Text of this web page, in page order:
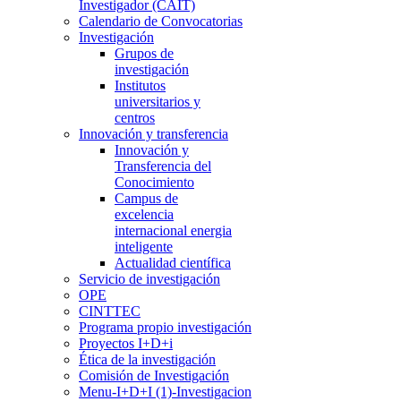
Investigador (CAIT)
Calendario de Convocatorias
Investigación
Grupos de
investigación
Institutos
universitarios y
centros
Innovación y transferencia
Innovación y
Transferencia del
Conocimiento
Campus de
excelencia
internacional energia
inteligente
Actualidad científica
Servicio de investigación
OPE
CINTTEC
Programa propio investigación
Proyectos I+D+i
Ética de la investigación
Comisión de Investigación
Menu-I+D+I (1)-Investigacion